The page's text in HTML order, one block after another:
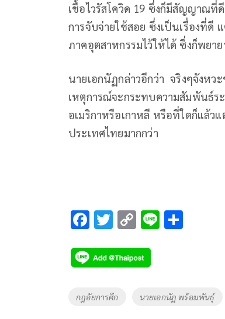
เชื้อไวรัสโควิด 19 ซึ่งก็มีสัญญาณที่
การจับจ่ายใช้สอย ซึ่งเป็นเรื่องที่ดี
ภาคอุตสาหกรรมไว้ให้ได้ ซึ่งก็พยาย
นายเอกนั​ฏกล่าวอีกว่า ​ จริงๆจังห
เหตุการณ์จะกระทบความสัมพันธ์ร
อเมริกาหรือเกาหลี หรือที่ใดก็แล้วแ
ประเทศไทยมากกว่า
F
e
b
o
T
tt
er
C
p
y
Li
Li
Tags
กฎอัยการศึก นายเอกนัฏ พร้อมพันธุ์